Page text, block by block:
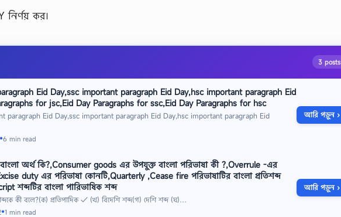
কর।
3 posts
Eid Day,ssc important paragraph Eid Day,hsc important paragraph Eid
for jsc,Eid Day Paragraphs for ssc,Eid Day Paragraphs for hsc
paragraph Eid Day,ssc important paragraph Eid Day,hsc important paragraph Eid
6 min read
আরি পড়ুন ›
অর্থ কি?,Consumer goods এর উপযুক্ত বাংলা পরিভাষা কী ?,Overrule -এর
duty এর পরিভাষা কোনটি,Quarterly ,Cease fire পরিভাষাটির বাংলা প্রতিশব্দ
শব্দটির বাংলা পারিভাষিক শব্দ
কী বলে?(ক) প্রতিপাদিক ✓ (খ) বিদেশি শব্দ(গ) দেশি শব্দ (ঘ)…
●1 min read
আরি পড়ুন ›